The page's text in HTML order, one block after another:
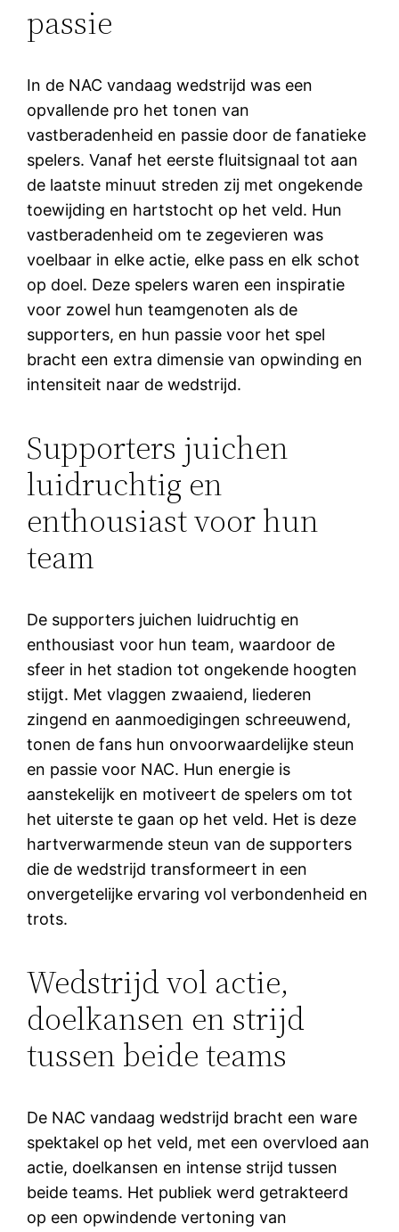
passie
In de NAC vandaag wedstrijd was een
opvallende pro het tonen van
vastberadenheid en passie door de fanatieke
spelers. Vanaf het eerste fluitsignaal tot aan
de laatste minuut streden zij met ongekende
toewijding en hartstocht op het veld. Hun
vastberadenheid om te zegevieren was
voelbaar in elke actie, elke pass en elk schot
op doel. Deze spelers waren een inspiratie
voor zowel hun teamgenoten als de
supporters, en hun passie voor het spel
bracht een extra dimensie van opwinding en
intensiteit naar de wedstrijd.
Supporters juichen
luidruchtig en
enthousiast voor hun
team
De supporters juichen luidruchtig en
enthousiast voor hun team, waardoor de
sfeer in het stadion tot ongekende hoogten
stijgt. Met vlaggen zwaaiend, liederen
zingend en aanmoedigingen schreeuwend,
tonen de fans hun onvoorwaardelijke steun
en passie voor NAC. Hun energie is
aanstekelijk en motiveert de spelers om tot
het uiterste te gaan op het veld. Het is deze
hartverwarmende steun van de supporters
die de wedstrijd transformeert in een
onvergetelijke ervaring vol verbondenheid en
trots.
Wedstrijd vol actie,
doelkansen en strijd
tussen beide teams
De NAC vandaag wedstrijd bracht een ware
spektakel op het veld, met een overvloed aan
actie, doelkansen en intense strijd tussen
beide teams. Het publiek werd getrakteerd
op een opwindende vertoning van